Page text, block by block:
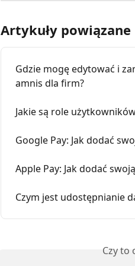
Artykuły powiązane
Gdzie mogę edytować i
amnis dla firm?
Jakie są role
Google Pay: Jak dodać
Apple Pay: Jak dodać
Czym jest udostępnianie
Czy to